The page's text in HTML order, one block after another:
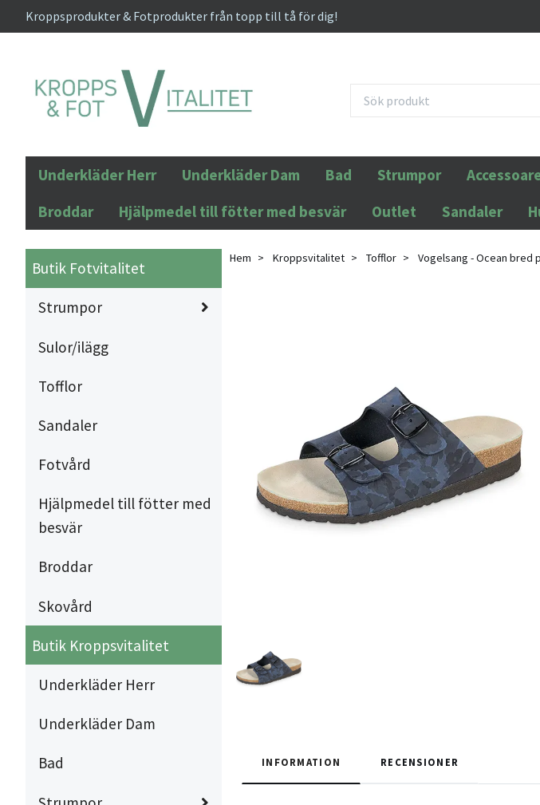
Kroppsprodukter & Fotprodukter från topp till tå för dig!
Underkläder Herr Underkläder Dam Bad Strumpor
Broddar
Hjälpmedel till fötter med besvär Outlet Sandaler
Butik Fotvitalitet
Strumpor
Sulor/ilägg
Tofflor
Sandaler
Fotvård
Hjälpmedel till fötter med
besvär
Broddar
Skovård
Butik Kroppsvitalitet
Underkläder Herr
Underkläder Dam
Bad
Hem Kroppsvitalitet Tofflor Vogelsang - Ocean bred
INFORMATION RECENSIONER